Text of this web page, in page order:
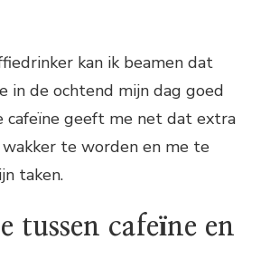
kan ik beamen dat
in de ochtend mijn dag goed
cafeïne geeft me net dat extra
te worden en me te
taken.
tussen cafeïne en